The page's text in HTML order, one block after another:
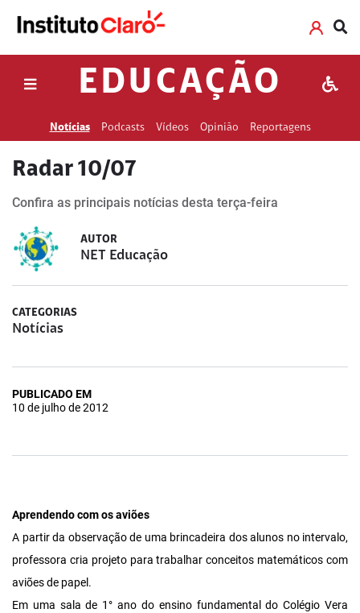
EDUCAÇÃO
Notícias Podcasts Vídeos Opinião Reportagens
Radar 10/07
Confira as principais notícias desta terça-feira
AUTOR
NET Educação
CATEGORIAS
Notícias
PUBLICADO EM
10 de julho de 2012
Aprendendo com os aviões
A partir da observação de uma brincadeira dos alunos no intervalo,
professora cria projeto para trabalhar conceitos matemáticos com
aviões de papel.
Em uma sala de 1° ano do ensino fundamental do Colégio Vera